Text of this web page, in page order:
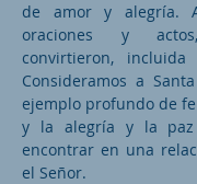
de amor y alegría.
oraciones y
convirtieron,
Consideramos a
ejemplo profundo de
y la alegría y la
encontrar en una
el Señor.